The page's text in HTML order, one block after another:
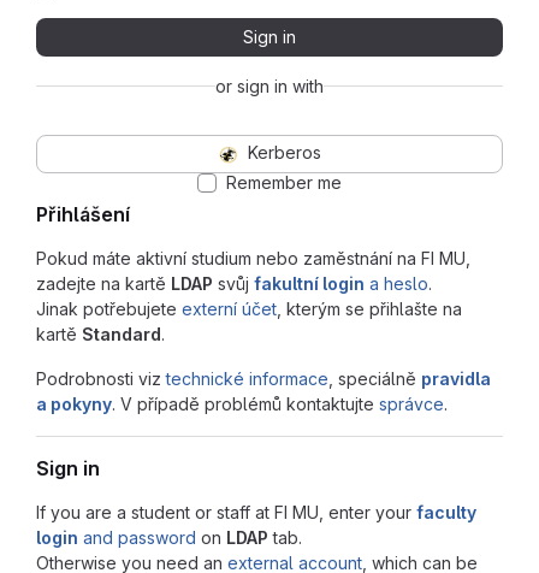
Přihlášení
Pokud máte aktivní studium nebo zaměstnání na FI MU,
zadejte na kartě LDAP svůj fakultní login a heslo.
Jinak potřebujete externí účet , kterým se přihlašte na
kartě Standard.
Podrobnosti viztechnické informace , speciálně pravidla
a pokyny. V případě problémů kontaktujte správce.
Sign in
If you are a student or staff at FI MU, enter your faculty
login and password on LDAP tab.
Otherwise you need an external account , which can be
Sign in
or sign in with
Kerberos
Remember me